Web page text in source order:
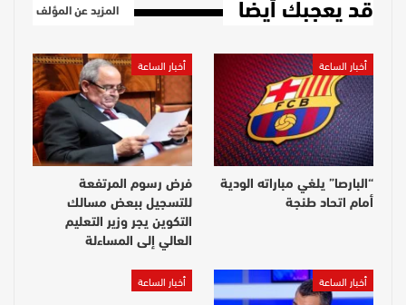
قد يعجبك أيضا المزيد عن المؤلف
أخبار الساعة
“البارصا” يلغي مباراته الودية
أمام اتحاد طنجة
أخبار الساعة
فرض رسوم المرتفعة
للتسجيل ببعض مسالك
التكوين يجر وزير التعليم
العالي إلى المساءلة
أخبار الساعة أخبار الساعة